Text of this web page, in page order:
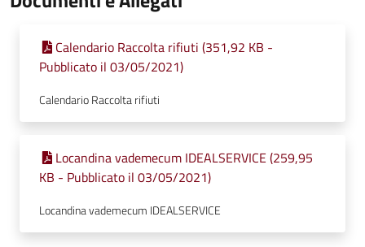
Calendario Raccolta rifiuti (351,92 KB -
Pubblicato il 03/05/2021)
Calendario Raccolta rifiuti
Locandina vademecum IDEALSERVICE (259,95
KB - Pubblicato il 03/05/2021)
Locandina vademecum IDEALSERVICE